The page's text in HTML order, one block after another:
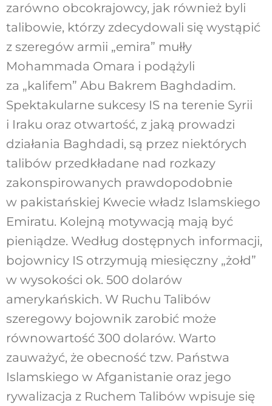
zarówno obcokrajowcy, jak również byli
talibowie, którzy zdecydowali się wystąpić
z szeregów armii „emira” mułły
Mohammada Omara i podążyli
za „kalifem” Abu Bakrem Baghdadim.
Spektakularne sukcesy IS na terenie Syrii
i Iraku oraz otwartość, z jaką prowadzi
działania Baghdadi, są przez niektórych
talibów przedkładane nad rozkazy
zakonspirowanych prawdopodobnie
w pakistańskiej Kwecie władz Islamskiego
Emiratu. Kolejną motywacją mają być
pieniądze. Według dostępnych informacji,
bojownicy IS otrzymują miesięczny „żołd”
w wysokości ok. 500 dolarów
amerykańskich. W Ruchu Talibów
szeregowy bojownik zarobić może
równowartość 300 dolarów. Warto
zauważyć, że obecność tzw. Państwa
Islamskiego w Afganistanie oraz jego
rywalizacja z Ruchem Talibów wpisuje się